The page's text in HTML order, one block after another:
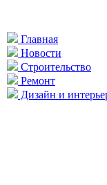
Главная
Новости
Строительство
Ремонт
Дизайн и